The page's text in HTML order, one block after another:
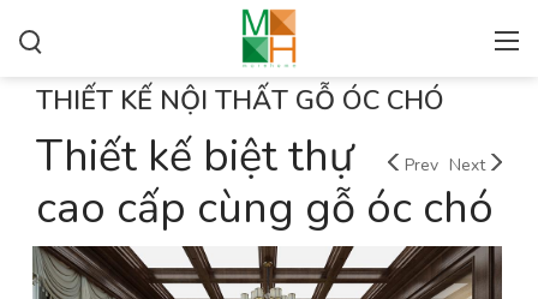
THIẾT KẾ NỘI THẤT GỖ ÓC CHÓ
Prev Next
Thiết kế biệt thự
cao cấp cùng gỗ óc chó